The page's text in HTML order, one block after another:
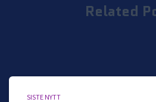
Related
SISTE NYTT